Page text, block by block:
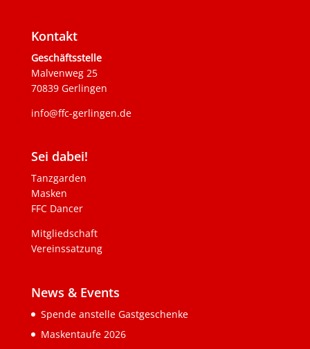
Kontakt
Geschäftsstelle
Malvenweg 25
70839 Gerlingen
info@ffc-gerlingen.de
Sei dabei!
Tanzgarden
Masken
FFC Dancer
Mitgliedschaft
Vereinssatzung
News & Events
Spende anstelle Gastgeschenke
Maskentaufe 2026